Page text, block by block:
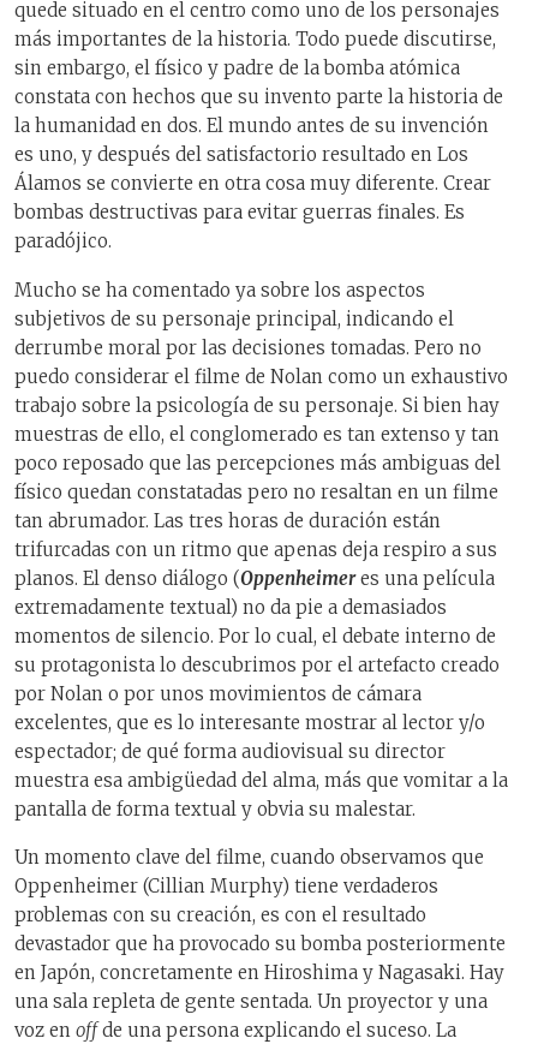
quede situado en el centro como uno de los personajes
más importantes de la historia. Todo puede discutirse,
sin embargo, el físico y padre de la bomba atómica
constata con hechos que su invento parte la historia de
la humanidad en dos. El mundo antes de su invención
es uno, y después del satisfactorio resultado en Los
Álamos se convierte en otra cosa muy diferente. Crear
bombas destructivas para evitar guerras finales. Es
paradójico.
Mucho se ha comentado ya sobre los aspectos
subjetivos de su personaje principal, indicando el
derrumbe moral por las decisiones tomadas. Pero no
puedo considerar el filme de Nolan como un exhaustivo
trabajo sobre la psicología de su personaje. Si bien hay
muestras de ello, el conglomerado es tan extenso y tan
poco reposado que las percepciones más ambiguas del
físico quedan constatadas pero no resaltan en un filme
tan abrumador. Las tres horas de duración están
trifurcadas con un ritmo que apenas deja respiro a sus
planos. El denso diálogo (Oppenheimeres una película
extremadamente textual) no da pie a demasiados
momentos de silencio. Por lo cual, el debate interno de
su protagonista lo descubrimos por el artefacto creado
por Nolan o por unos movimientos de cámara
excelentes, que es lo interesante mostrar al lector y/o
espectador; de qué forma audiovisual su director
muestra esa ambigüedad del alma, más que vomitar a la
pantalla de forma textual y obvia su malestar.
Un momento clave del filme, cuando observamos que
Oppenheimer (Cillian Murphy) tiene verdaderos
problemas con su creación, es con el resultado
devastador que ha provocado su bomba posteriormente
en Japón, concretamente en Hiroshima y Nagasaki. Hay
una sala repleta de gente sentada. Un proyector y una
voz en offde una persona explicando el suceso. La